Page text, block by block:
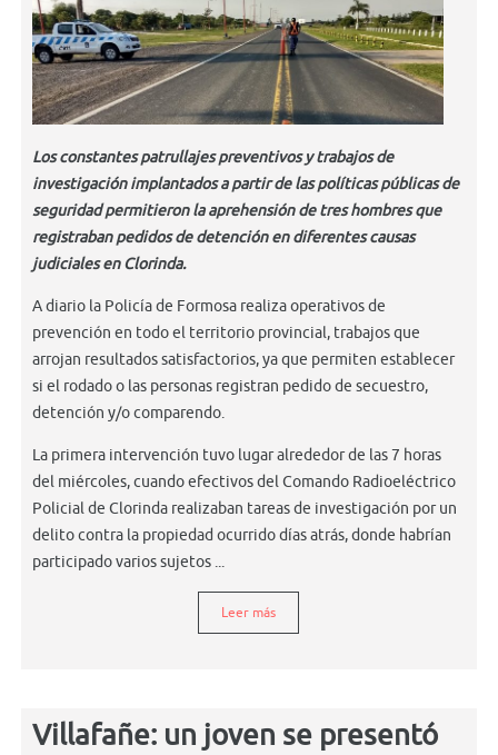
Los constantes patrullajes preventivos y trabajos de
investigación implantados a partir de las políticas públicas de
seguridad permitieron la aprehensión de tres hombres que
registraban pedidos de detención en diferentes causas
judiciales en Clorinda.
A diario la Policía de Formosa realiza operativos de
prevención en todo el territorio provincial, trabajos que
arrojan resultados satisfactorios, ya que permiten establecer
si el rodado o las personas registran pedido de secuestro,
detención y/o comparendo.
La primera intervención tuvo lugar alrededor de las 7 horas
del miércoles, cuando efectivos del Comando Radioeléctrico
Policial de Clorinda realizaban tareas de investigación por un
delito contra la propiedad ocurrido días atrás, donde habrían
participado varios sujetos ...
Leer más
Villafañe: un joven se presentó